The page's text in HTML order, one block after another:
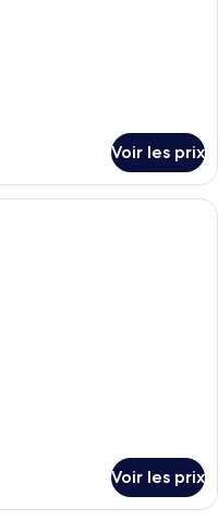
Voir les prix
cuisine moderne équipée
Voir les prix